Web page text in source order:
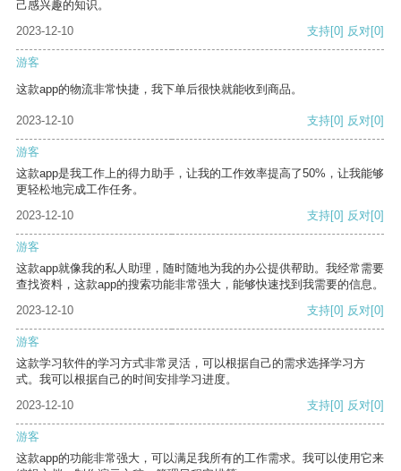
己感兴趣的知识。
2023-12-10
支持[0] 反对[0]
游客
这款app的物流非常快捷，我下单后很快就能收到商品。
2023-12-10 支持[0] 反对[0]
游客
这款app是我工作上的得力助手，让我的工作效率提高了50%，让我能够
更轻松地完成工作任务。
2023-12-10
支持[0] 反对[0]
游客
这款app就像我的私人助理，随时随地为我的办公提供帮助。我经常需要
查找资料，这款app的搜索功能非常强大，能够快速找到我需要的信息。
2023-12-10
支持[0] 反对[0]
游客
这款学习软件的学习方式非常灵活，可以根据自己的需求选择学习方
式。我可以根据自己的时间安排学习进度。
2023-12-10
支持[0] 反对[0]
游客
这款app的功能非常强大，可以满足我所有的工作需求。我可以使用它来